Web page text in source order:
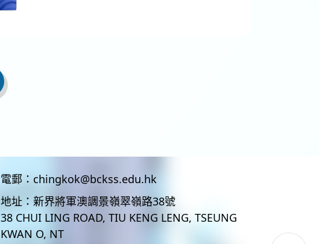
電郵： chingkok@bckss.edu.hk
地址：新界將軍澳調景嶺翠嶺路38號
38 CHUI LING ROAD, TIU KENG LENG, TSEUNG
KWAN O, NT